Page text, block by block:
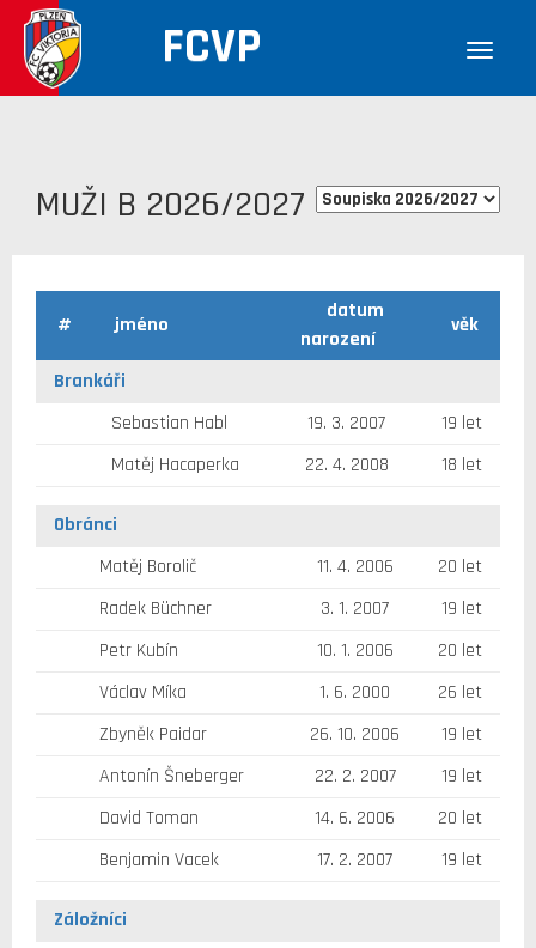
FCVP
MUŽI B 2026/2027
# jméno
datum
narození
věk
Brankáři
Sebastian Habl
19. 3. 2007
19 let
Matěj Hacaperka
22. 4. 2008 18 let
Obránci
Matěj Borolič
11. 4. 2006
20 let
Radek Büchner
3. 1. 2007
19 let
Petr Kubín
10. 1. 2006
20 let
Václav Míka
1. 6. 2000
26 let
Zbyněk Paidar
26. 10. 2006
19 let
Antonín Šneberger
22. 2. 2007
19 let
David Toman
14. 6. 2006
20 let
Benjamin Vacek
17. 2. 2007 19 let
Záložníci